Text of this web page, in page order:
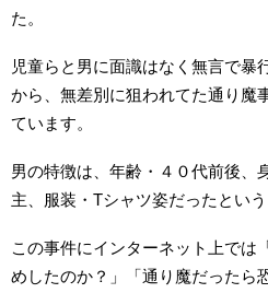
た。
児童らと男に面識はなく無言で暴
から、無差別に狙われてた通り魔
ています。
男の特徴は、年齢・４０代前後、
主、服装・Tシャツ姿だったという
この事件にインターネット上では
めしたのか？」「通り魔だったら